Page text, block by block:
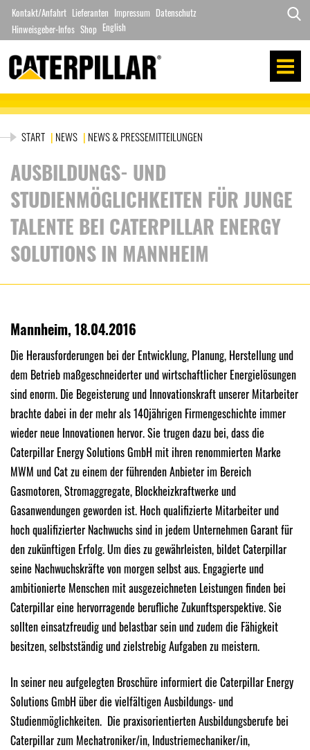
Zum
Inhalt
springen
Kontakt/Anfahrt Lieferanten Impressum Datenschutz
Hinweisgeber-Infos Shop English
Search
START | NEWS | NEWS & PRESSEMITTEILUNGEN
AUSBILDUNGS- UND
STUDIENMÖGLICHKEITEN FÜR JUNGE
TALENTE BEI CATERPILLAR ENERGY
SOLUTIONS IN MANNHEIM
Mannheim, 18.04.2016
Die Herausforderungen bei der Entwicklung, Planung, Herstellung und
dem Betrieb maßgeschneiderter und wirtschaftlicher Energielösungen
sind enorm. Die Begeisterung und Innovationskraft unserer Mitarbeiter
brachte dabei in der mehr als 140jährigen Firmengeschichte immer
wieder neue Innovationen hervor. Sie trugen dazu bei, dass die
Caterpillar Energy Solutions GmbH mit ihren renommierten Marke
MWM und Cat zu einem der führenden Anbieter im Bereich
Gasmotoren, Stromaggregate, Blockheizkraftwerke und
Gasanwendungen geworden ist. Hoch qualifizierte Mitarbeiter und
hoch qualifizierter Nachwuchs sind in jedem Unternehmen Garant für
den zukünftigen Erfolg. Um dies zu gewährleisten, bildet Caterpillar
seine Nachwuchskräfte von morgen selbst aus. Engagierte und
ambitionierte Menschen mit ausgezeichneten Leistungen finden bei
Caterpillar eine hervorragende berufliche Zukunftsperspektive. Sie
sollten einsatzfreudig und belastbar sein und zudem die Fähigkeit
besitzen, selbstständig und zielstrebig Aufgaben zu meistern.
In seiner neu aufgelegten Broschüre informiert die Caterpillar Energy
Solutions GmbH über die vielfältigen Ausbildungs- und
Studienmöglichkeiten. Die praxisorientierten Ausbildungsberufe bei
Caterpillar zum Mechatroniker/in, Industriemechaniker/in,